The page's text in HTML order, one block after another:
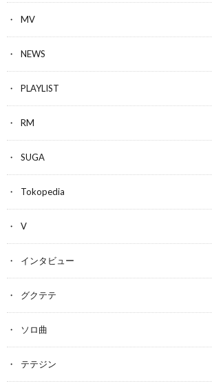
MV
NEWS
PLAYLIST
RM
SUGA
Tokopedia
V
インタビュー
グクテテ
ソロ曲
テテジン